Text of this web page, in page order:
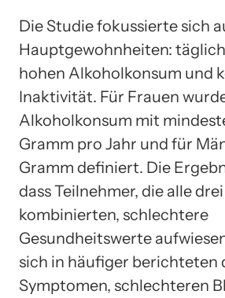
Die Studie fokussierte sich
Hauptgewohnheiten:
hohen Alkoholkonsum und
Inaktivität. Für Frauen
Alkoholkonsum mit
Gramm pro Jahr und für
Gramm definiert. Die
dass Teilnehmer, die alle
kombinierten, schlechtere
Gesundheitswerte
sich in häufiger berichteten
Symptomen, schlechteren